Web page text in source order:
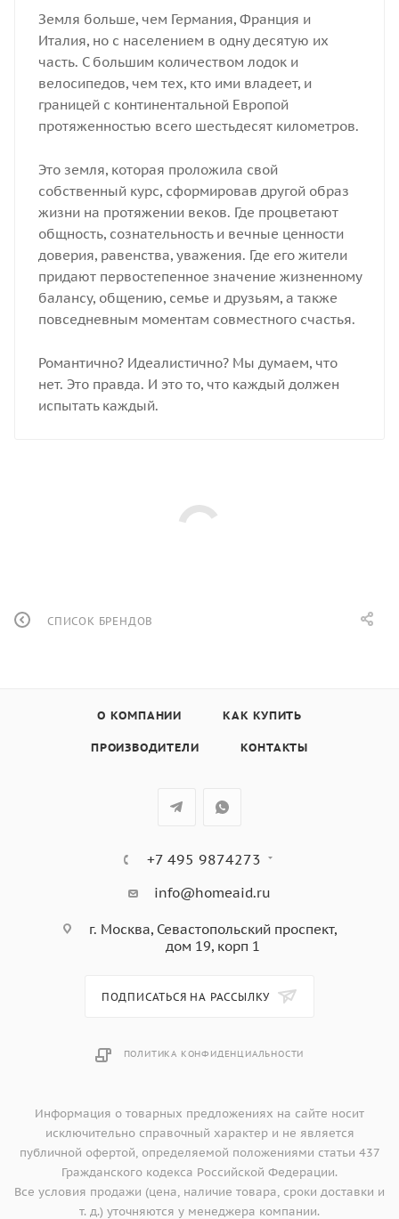
Земля больше, чем Германия, Франция и
Италия, но с населением в одну десятую их
часть. С большим количеством лодок и
велосипедов, чем тех, кто ими владеет, и
границей с континентальной Европой
протяженностью всего шестьдесят километров.
Это земля, которая проложила свой
собственный курс, сформировав другой образ
жизни на протяжении веков. Где процветают
общность, сознательность и вечные ценности
доверия, равенства, уважения. Где его жители
придают первостепенное значение жизненному
балансу, общению, семье и друзьям, а также
повседневным моментам совместного счастья.
Романтично? Идеалистично? Мы думаем, что
нет. Это правда. И это то, что каждый должен
испытать каждый.
СПИСОК БРЕНДОВ
О КОМПАНИИ КАК КУПИТЬ
ПРОИЗВОДИТЕЛИ КОНТАКТЫ
+7 495 9874273
info@homeaid.ru
г. Москва, Севастопольский проспект,
дом 19, корп 1
ПОДПИСАТЬСЯ НА РАССЫЛКУ
ПОЛИТИКА КОНФИДЕНЦИАЛЬНОСТИ
Информация о товарных предложениях на сайте носит
исключительно справочный характер и не является
публичной офертой, определяемой положениями статьи 437
Гражданского кодекса Российской Федерации.
Все условия продажи (цена, наличие товара, сроки доставки и
т. д.) уточняются у менеджера компании.